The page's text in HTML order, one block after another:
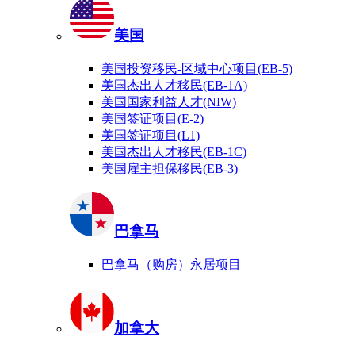
美国
美国投资移民-区域中心项目(EB-5)
美国杰出人才移民(EB-1A)
美国国家利益人才(NIW)
美国签证项目(E-2)
美国签证项目(L1)
美国杰出人才移民(EB-1C)
美国雇主担保移民(EB-3)
巴拿马
巴拿马（购房）永居项目
加拿大